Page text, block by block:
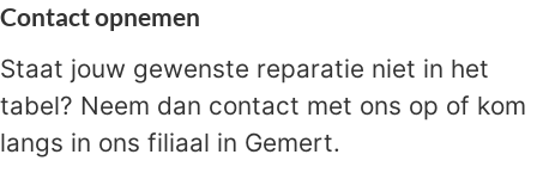
Contact opnemen
Staat jouw gewenste reparatie niet in het
tabel? Neem dan contact met ons op of kom
langs in ons filiaal in Gemert.